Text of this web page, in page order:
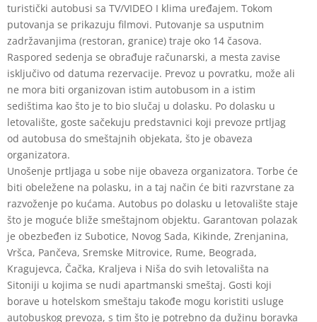
turistički autobusi sa TV/VIDEO I klima uređajem. Tokom
putovanja se prikazuju filmovi. Putovanje sa usputnim
zadržavanjima (restoran, granice) traje oko 14 časova.
Raspored sedenja se obrađuje računarski, a mesta zavise
isključivo od datuma rezervacije. Prevoz u povratku, može ali
ne mora biti organizovan istim autobusom in a istim
sedištima kao što je to bio slučaj u dolasku. Po dolasku u
letovalište, goste sačekuju predstavnici koji prevoze prtljag
od autobusa do smeštajnih objekata, što je obaveza
organizatora.
Unošenje prtljaga u sobe nije obaveza organizatora. Torbe će
biti obeležene na polasku, in a taj način će biti razvrstane za
razvoženje po kućama. Autobus po dolasku u letovalište staje
što je moguće bliže smeštajnom objektu. Garantovan polazak
je obezbeđen iz Subotice, Novog Sada, Kikinde, Zrenjanina,
Vršca, Pančeva, Sremske Mitrovice, Rume, Beograda,
Kragujevca, Čačka, Kraljeva i Niša do svih letovališta na
Sitoniji u kojima se nudi apartmanski smeštaj. Gosti koji
borave u hotelskom smeštaju takođe mogu koristiti usluge
autobuskog prevoza, s tim što je potrebno da dužinu boravka